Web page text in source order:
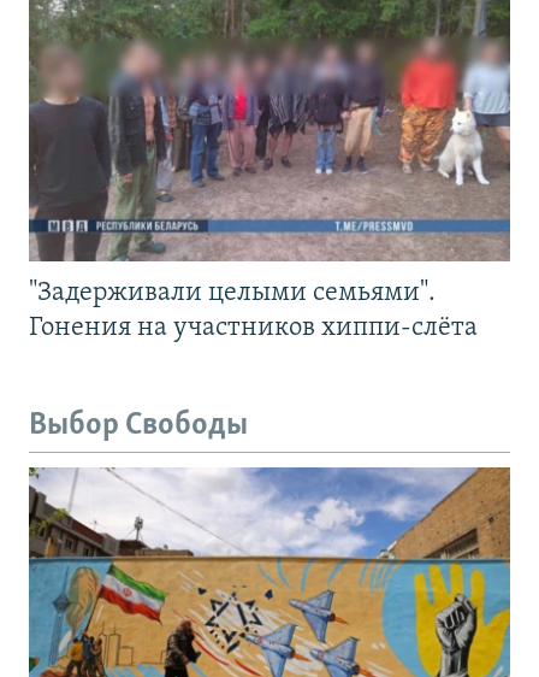
"Задерживали целыми семьями".
Гонения на участников хиппи-слёта
Выбор Свободы